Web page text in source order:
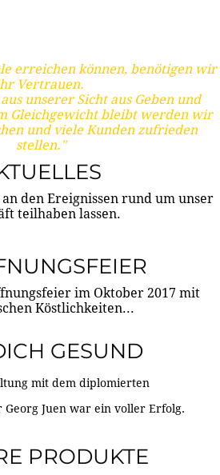
erreichen können, benötigen wir
Vertrauen.
unserer Sicht aus Geben und
Gleichgewicht bleibt werden wir
und viele Kunden zufrieden
stellen."
den Ereignissen rund um unser
teilhaben lassen.
im Oktober 2017 mit
Köstlichkeiten...
GESUND
mit dem diplomierten
Georg Juen war ein voller Erfolg.
PRODUKTE